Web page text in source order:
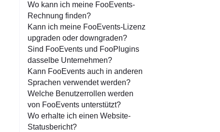
Wo kann ich meine FooEvents-
Rechnung finden?
Kann ich meine FooEvents-Lizenz
upgraden oder downgraden?
Sind FooEvents und FooPlugins
dasselbe Unternehmen?
Kann FooEvents auch in anderen
Sprachen verwendet werden?
Welche Benutzerrollen werden
von FooEvents unterstützt?
Wo erhalte ich einen Website-
Statusbericht?